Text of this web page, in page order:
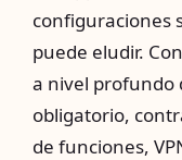
configuraciones
puede eludir.
a nivel profundo
obligatorio,
de funciones,